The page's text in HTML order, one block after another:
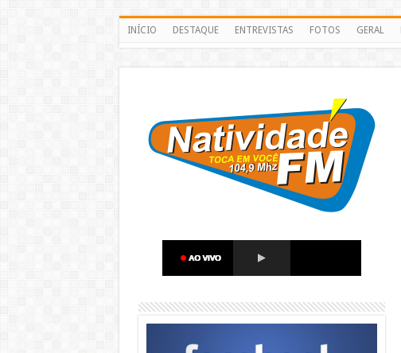
INÍCIO DESTAQUE ENTREVISTAS FOTOS GERAL